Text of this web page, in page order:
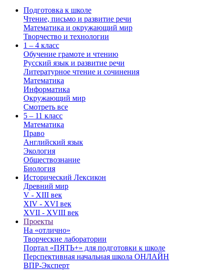
Подготовка к школе
Чтение, письмо и развитие речи
Математика и окружающий мир
Творчество и технологии
1 – 4 класс
Обучение грамоте и чтению
Русский язык и развитие речи
Литературное чтение и сочинения
Математика
Информатика
Окружающий мир
Смотреть все
5 – 11 класс
Математика
Право
Английский язык
Экология
Обществознание
Биология
Исторический Лексикон
Древний мир
V - XIII век
XIV - XVI век
XVII - XVIII век
Проекты
На «отлично»
Творческие лаборатории
Портал «ПЯТЬ+» для подготовки к школе
Перспективная начальная школа ОНЛАЙН
ВПР-Эксперт